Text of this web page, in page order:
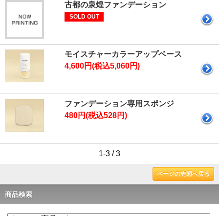
古都の泉煌ファンデーション
SOLD OUT
モイスチャーカラーアップベース
4,600円(税込5,060円)
ファンデーション専用スポンジ
480円(税込528円)
1-3 / 3
ページの先頭へ戻る
商品検索